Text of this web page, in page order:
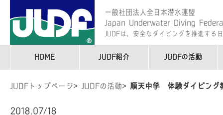
一般社団法人全日本潜水連盟
Japan Underwater Diving
JUDFは、安全なダイビングを推進する
HOME JUDF紹介 JUDFの活動
JUDFトップページ JUDFの活動 順天中学 体験ダイビング
2018.07/18